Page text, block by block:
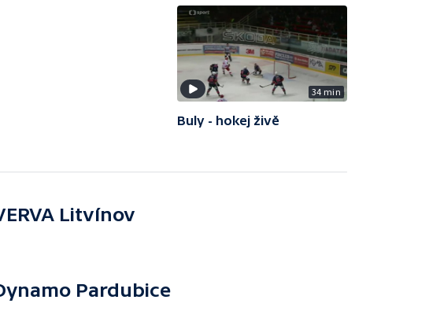
34 min
Buly - hokej živě
Litvínov
Pardubice